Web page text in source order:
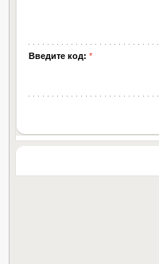
Введите код: *